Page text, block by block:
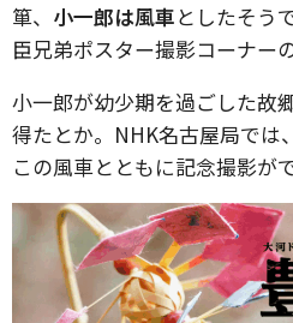
箪、 小一郎は風車としたそう
臣兄弟ポスター撮影コーナー
小一郎が幼少期を過ごした故
得たとか。NHK名古屋局では
この風車とともに記念撮影が